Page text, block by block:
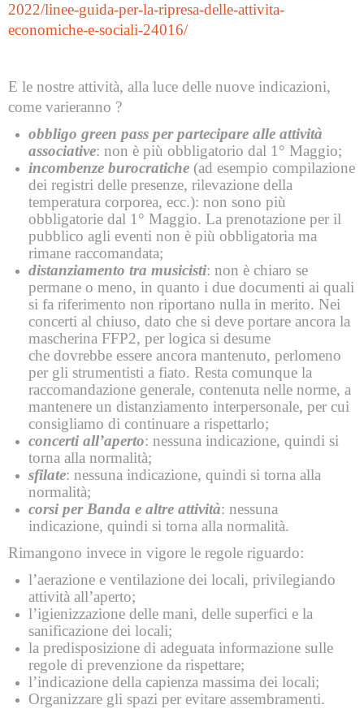
2022/linee-guida-per-la-ripresa-delle-attivita-
economiche-e-sociali-24016/
E le nostre attività, alla luce delle nuove indicazioni,
come varieranno ?
obbligo green pass per partecipare alle attività
associative: non è più obbligatorio dal 1° Maggio;
incombenze burocratiche (ad esempio compilazione
dei registri delle presenze, rilevazione della
temperatura corporea, ecc.): non sono più
obbligatorie dal 1° Maggio. La prenotazione per il
pubblico agli eventi non è più obbligatoria ma
rimane raccomandata;
distanziamento tra musicisti: non è chiaro se
permane o meno, in quanto i due documenti ai quali
si fa riferimento non riportano nulla in merito. Nei
concerti al chiuso, dato che si deve portare ancora la
mascherina FFP2, per logica si desume
che dovrebbe essere ancora mantenuto, perlomeno
per gli strumentisti a fiato. Resta comunque la
raccomandazione generale, contenuta nelle norme, a
mantenere un distanziamento interpersonale, per cui
consigliamo di continuare a rispettarlo;
concerti all’aperto: nessuna indicazione, quindi si
torna alla normalità;
sfilate: nessuna indicazione, quindi si torna alla
normalità;
corsi per Banda e altre attività: nessuna
indicazione, quindi si torna alla normalità.
Rimangono invece in vigore le regole riguardo:
l’aerazione e ventilazione dei locali, privilegiando
attività all’aperto;
l’igienizzazione delle mani, delle superfici e la
sanificazione dei locali;
la predisposizione di adeguata informazione sulle
regole di prevenzione da rispettare;
l’indicazione della capienza massima dei locali;
Organizzare gli spazi per evitare assembramenti.